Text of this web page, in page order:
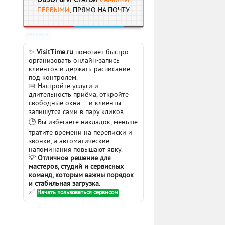
ПЕРВЫМИ, ПРЯМО НА ПОЧТУ
✨ VisitTime.ru помогает быстро
организовать онлайн-запись
клиентов и держать расписание
под контролем.
📅 Настройте услуги и
длительность приёма, откройте
свободные окна — и клиенты
запишутся сами в пару кликов.
🕒 Вы избегаете накладок, меньше
тратите времени на переписки и
звонки, а автоматические
напоминания повышают явку.
💡 Отличное решение для
мастеров, студий и сервисных
команд, которым важны порядок
и стабильная загрузка.
✅ Начать пользоваться сервисом